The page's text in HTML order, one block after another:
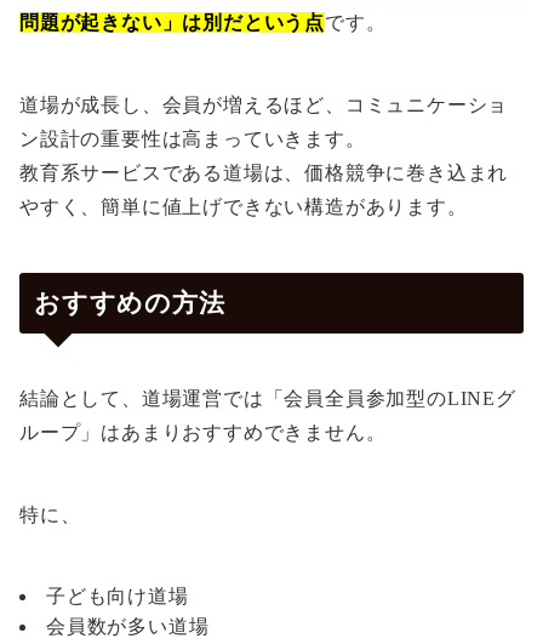
問題が起きない」は別だという点です。
道場が成長し、会員が増えるほど、コミュニケーショ
ン設計の重要性は高まっていきます。
教育系サービスである道場は、価格競争に巻き込まれ
やすく、簡単に値上げできない構造があります。
おすすめの方法
結論として、道場運営では「会員全員参加型のLINEグ
ループ」はあまりおすすめできません。
特に、
子ども向け道場
会員数が多い道場